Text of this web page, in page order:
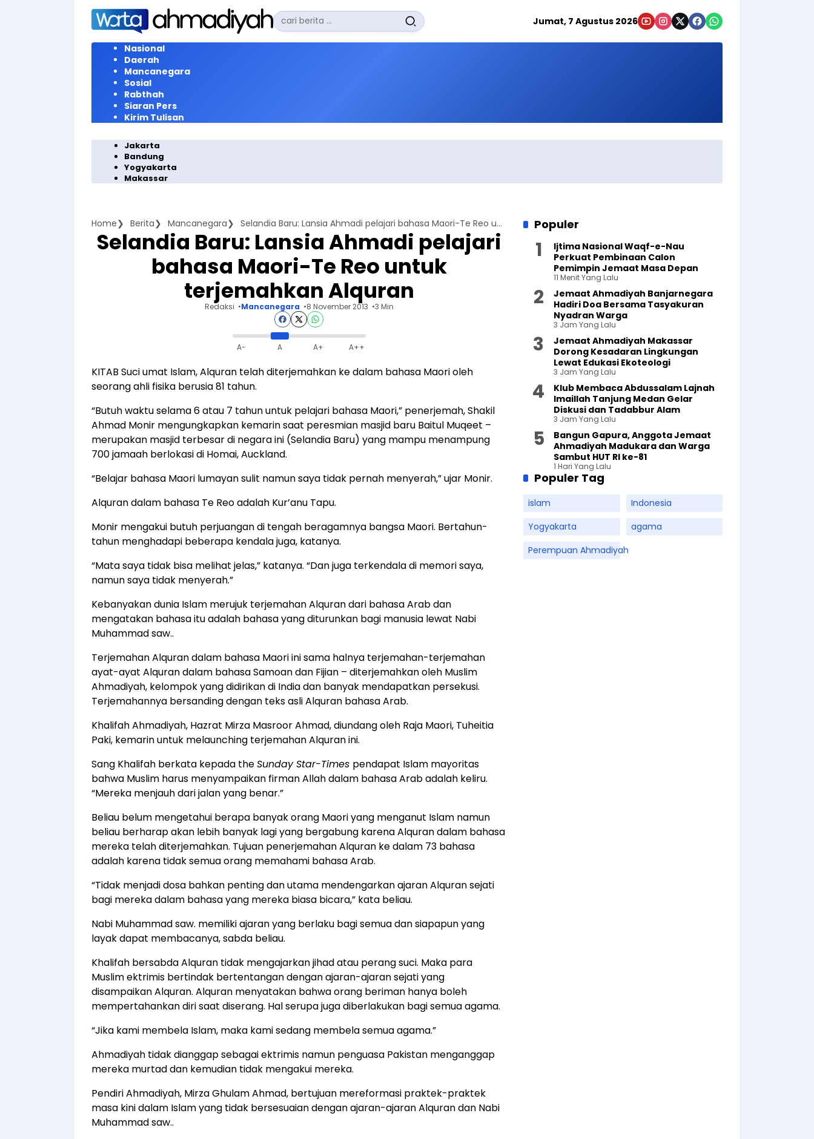
Langsung
konten
Pencarian
untuk:
Jumat, 7 Agustus 2026
Nasional
Daerah
Mancanegara
Sosial
Rabthah
Siaran Pers
Kirim Tulisan
Jakarta
Bandung
Yogyakarta
Makassar
Home Berita Mancanegara Selandia Baru: Lansia Ahmadi pelajari bahasa Maori-Te Reo untuk terjemahkan Alquran
Selandia Baru: Lansia Ahmadi pelajari
bahasa Maori-Te Reo untuk
terjemahkan Alquran
Redaksi Mancanegara 8 November 2013 3 Min
A- A A+ A++
KITAB Suci umat Islam, Alquran telah diterjemahkan ke dalam bahasa Maori oleh
seorang ahli fisika berusia 81 tahun.
“Butuh waktu selama 6 atau 7 tahun untuk pelajari bahasa Maori,” penerjemah, Shakil
Ahmad Monir mengungkapkan kemarin saat peresmian masjid baru Baitul Muqeet –
merupakan masjid terbesar di negara ini (Selandia Baru) yang mampu menampung
700 jamaah berlokasi di Homai, Auckland.
“Belajar bahasa Maori lumayan sulit namun saya tidak pernah menyerah,” ujar Monir.
Alquran dalam bahasa Te Reo adalah Kur’anu Tapu.
Monir mengakui butuh perjuangan di tengah beragamnya bangsa Maori. Bertahun-
tahun menghadapi beberapa kendala juga, katanya.
“Mata saya tidak bisa melihat jelas,” katanya. “Dan juga terkendala di memori saya,
namun saya tidak menyerah.”
Kebanyakan dunia Islam merujuk terjemahan Alquran dari bahasa Arab dan
mengatakan bahasa itu adalah bahasa yang diturunkan bagi manusia lewat Nabi
Muhammad saw..
Terjemahan Alquran dalam bahasa Maori ini sama halnya terjemahan-terjemahan
ayat-ayat Alquran dalam bahasa Samoan dan Fijian – diterjemahkan oleh Muslim
Ahmadiyah, kelompok yang didirikan di India dan banyak mendapatkan persekusi.
Terjemahannya bersanding dengan teks asli Alquran bahasa Arab.
Khalifah Ahmadiyah, Hazrat Mirza Masroor Ahmad, diundang oleh Raja Maori, Tuheitia
Paki, kemarin untuk melaunching terjemahan Alquran ini.
Sang Khalifah berkata kepada theSunday Star-Times pendapat Islam mayoritas
bahwa Muslim harus menyampaikan firman Allah dalam bahasa Arab adalah keliru.
“Mereka menjauh dari jalan yang benar.”
Beliau belum mengetahui berapa banyak orang Maori yang menganut Islam namun
beliau berharap akan lebih banyak lagi yang bergabung karena Alquran dalam bahasa
mereka telah diterjemahkan. Tujuan penerjemahan Alquran ke dalam 73 bahasa
adalah karena tidak semua orang memahami bahasa Arab.
“Tidak menjadi dosa bahkan penting dan utama mendengarkan ajaran Alquran sejati
bagi mereka dalam bahasa yang mereka biasa bicara,” kata beliau.
Nabi Muhammad saw. memiliki ajaran yang berlaku bagi semua dan siapapun yang
layak dapat membacanya, sabda beliau.
Khalifah bersabda Alquran tidak mengajarkan jihad atau perang suci. Maka para
Muslim ektrimis bertindak bertentangan dengan ajaran-ajaran sejati yang
disampaikan Alquran. Alquran menyatakan bahwa orang beriman hanya boleh
mempertahankan diri saat diserang. Hal serupa juga diberlakukan bagi semua agama.
“Jika kami membela Islam, maka kami sedang membela semua agama.”
Ahmadiyah tidak dianggap sebagai ektrimis namun penguasa Pakistan menganggap
mereka murtad dan kemudian tidak mengakui mereka.
Pendiri Ahmadiyah, Mirza Ghulam Ahmad, bertujuan mereformasi praktek-praktek
masa kini dalam Islam yang tidak bersesuaian dengan ajaran-ajaran Alquran dan Nabi
Muhammad saw..
Populer
Ijtima Nasional Waqf-e-Nau
Perkuat Pembinaan Calon
Pemimpin Jemaat Masa Depan
11 Menit Yang Lalu
Jemaat Ahmadiyah Banjarnegara
Hadiri Doa Bersama Tasyakuran
Nyadran Warga
3 Jam Yang Lalu
Jemaat Ahmadiyah Makassar
Dorong Kesadaran Lingkungan
Lewat Edukasi Ekoteologi
3 Jam Yang Lalu
Klub Membaca Abdussalam Lajnah
Imaillah Tanjung Medan Gelar
Diskusi dan Tadabbur Alam
3 Jam Yang Lalu
Bangun Gapura, Anggota Jemaat
Ahmadiyah Madukara dan Warga
Sambut HUT RI ke-81
1 Hari Yang Lalu
Populer Tag
islam
Indonesia
Yogyakarta
agama
Perempuan Ahmadiyah